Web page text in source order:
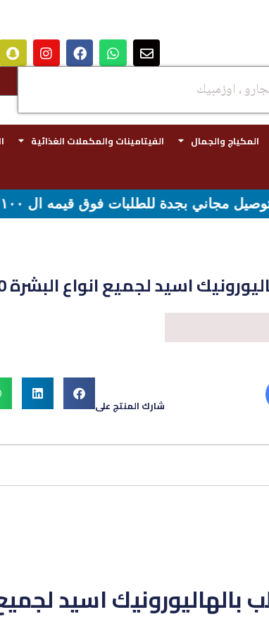
المكياج والجمال الفيتامينات والمكملات الغذائية
لقيمه اكثر من ٢٩٩ ريال
اسيد لجميع انواع البشرة 30 ملي
شارك المنتج على
اسيد